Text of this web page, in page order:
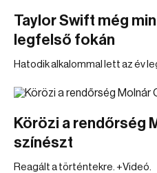
Taylor Swift még
legfelső fokán
Hatodik alkalommal lett az év
Körözi a rendőrség
színészt
Reagált a történtekre. +Videó.